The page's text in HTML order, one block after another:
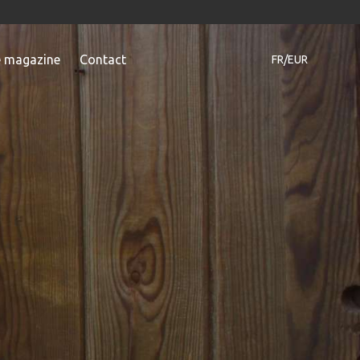
magazine Contact FR/EUR